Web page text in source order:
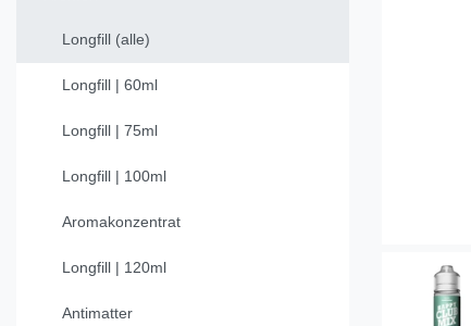
Longfill (alle)
Longfill | 60ml
Longfill | 75ml
Longfill | 100ml
Aromakonzentrat
Longfill | 120ml
Antimatter